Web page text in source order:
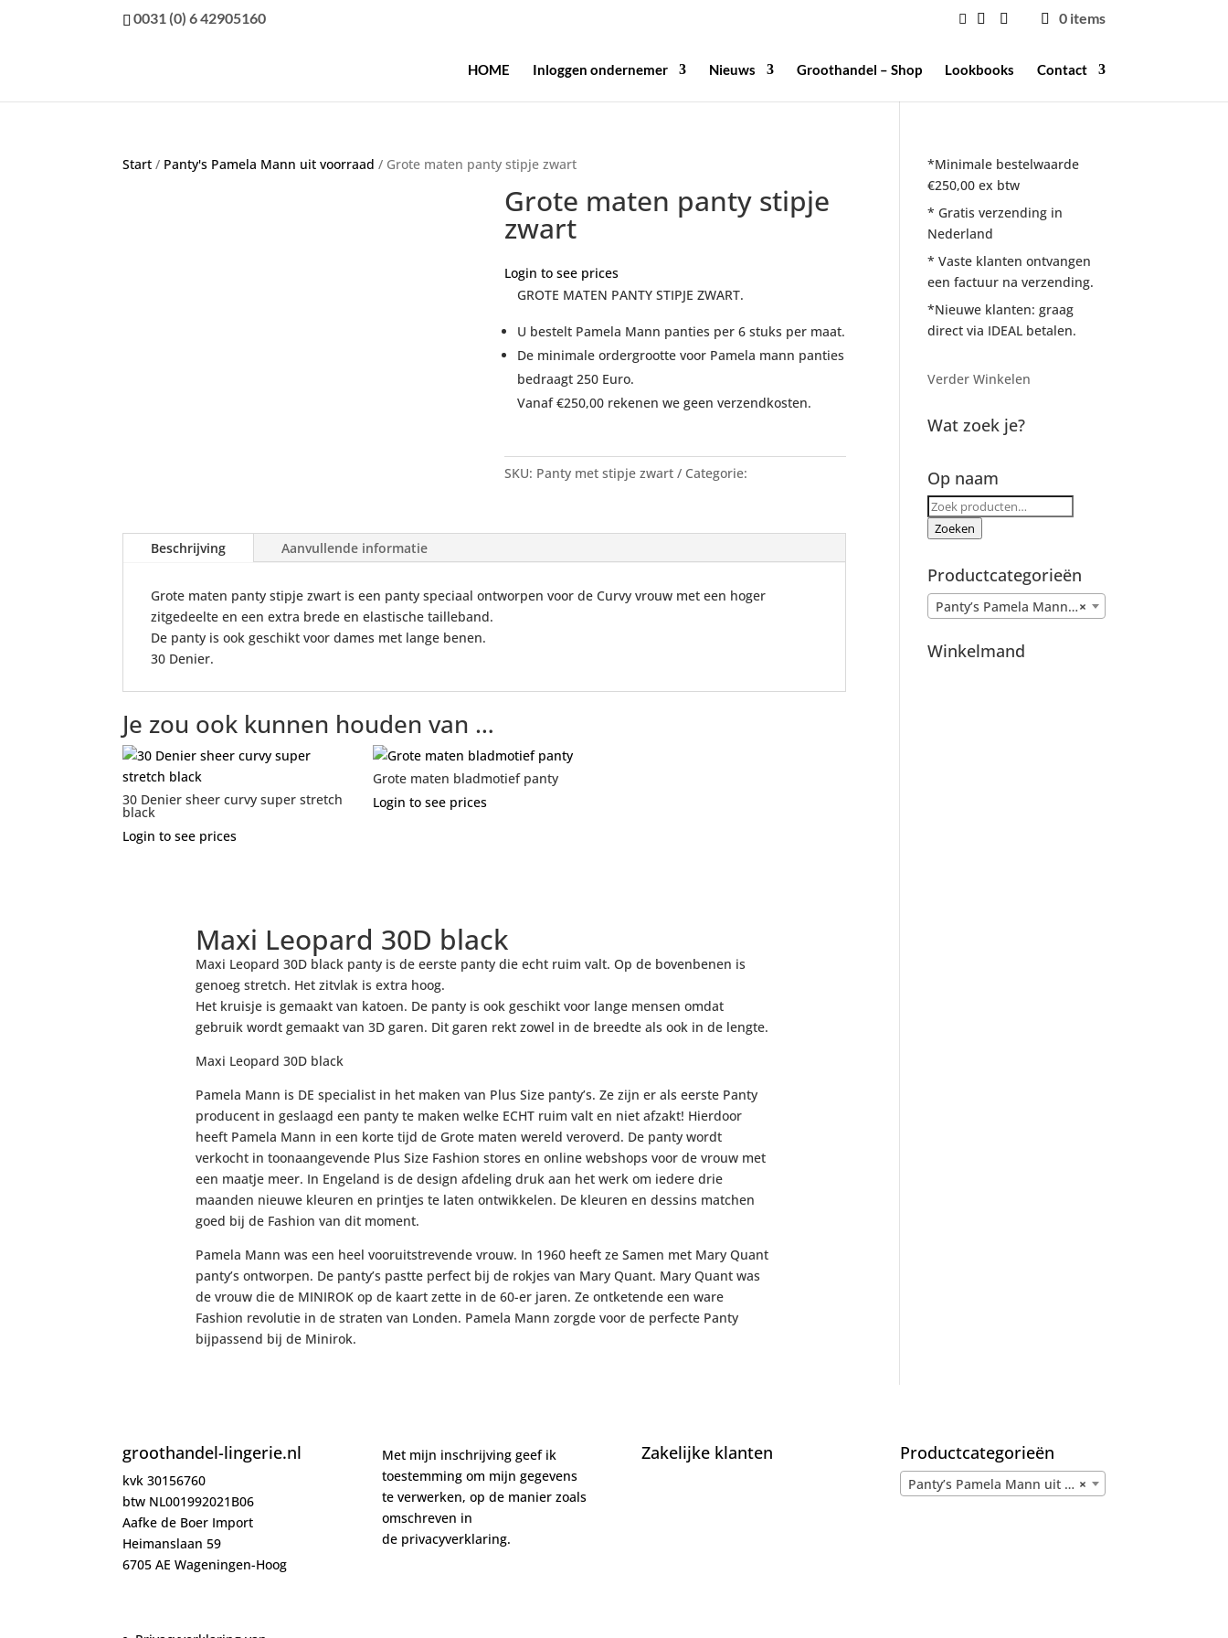
0031 (0) 6 42905160 0 items
HOME Inloggen ondernemer Nieuws Groothandel – Shop Lookbooks Contact
Start / Panty's Pamela Mann uit voorraad / Grote maten panty stipje zwart
Grote maten panty stipje
zwart
Login to see prices
GROTE MATEN PANTY STIPJE ZWART.
U bestelt Pamela Mann panties per 6 stuks per maat.
De minimale ordergrootte voor Pamela mann panties
bedraagt 250 Euro.
Vanaf €250,00 rekenen we geen verzendkosten.
SKU: Panty met stipje zwart Categorie:
Beschrijving Aanvullende informatie
Grote maten panty stipje zwart is een panty speciaal ontworpen voor de Curvy vrouw met een hoger
zitgedeelte en een extra brede en elastische tailleband.
De panty is ook geschikt voor dames met lange benen.
30 Denier.
Je zou ook kunnen houden van …
30 Denier sheer curvy super stretch
black
Login to see prices
Grote maten bladmotief panty
Login to see prices
Maxi Leopard 30D black
Maxi Leopard 30D black panty is de eerste panty die echt ruim valt. Op de bovenbenen is
genoeg stretch. Het zitvlak is extra hoog.
Het kruisje is gemaakt van katoen. De panty is ook geschikt voor lange mensen omdat
gebruik wordt gemaakt van 3D garen. Dit garen rekt zowel in de breedte als ook in de lengte.
Maxi Leopard 30D black
Pamela Mann is DE specialist in het maken van Plus Size panty’s. Ze zijn er als eerste Panty
producent in geslaagd een panty te maken welke ECHT ruim valt en niet afzakt! Hierdoor
heeft Pamela Mann in een korte tijd de Grote maten wereld veroverd. De panty wordt
verkocht in toonaangevende Plus Size Fashion stores en online webshops voor de vrouw met
een maatje meer. In Engeland is de design afdeling druk aan het werk om iedere drie
maanden nieuwe kleuren en printjes te laten ontwikkelen. De kleuren en dessins matchen
goed bij de Fashion van dit moment.
Pamela Mann was een heel vooruitstrevende vrouw. In 1960 heeft ze Samen met Mary Quant
panty’s ontworpen. De panty’s pastte perfect bij de rokjes van Mary Quant. Mary Quant was
de vrouw die de MINIROK op de kaart zette in de 60-er jaren. Ze ontketende een ware
Fashion revolutie in de straten van Londen. Pamela Mann zorgde voor de perfecte Panty
bijpassend bij de Minirok.
*Minimale bestelwaarde
€250,00 ex btw
* Gratis verzending in
Nederland
* Vaste klanten ontvangen
een factuur na verzending.
*Nieuwe klanten: graag
direct via IDEAL betalen.
Verder Winkelen
Wat zoek je?
Op naam
Zoeken
naar:
Zoeken
Productcategorieën
×
Panty’s Pamela Mann uit voorraad
Winkelmand
groothandel-lingerie.nl
kvk 30156760
btw NL001992021B06
Aafke de Boer Import
Heimanslaan 59
6705 AE Wageningen-Hoog
Met mijn inschrijving geef ik
toestemming om mijn gegevens
te verwerken, op de manier zoals
omschreven in
de privacyverklaring.
Zakelijke klanten Productcategorieën
×
Panty’s Pamela Mann uit voorraad